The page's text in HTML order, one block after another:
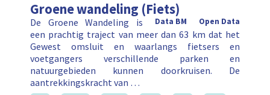
Groene wandeling (Fiets)
Open Data
Data BM
De Groene Wandeling is
een prachtig traject van meer dan 63 km dat het
Gewest omsluit en waarlangs fietsers en
voetgangers verschillende parken en
natuurgebieden kunnen doorkruisen. De
aantrekkingskracht van …